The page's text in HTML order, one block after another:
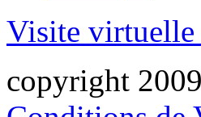
Visite virtuelle
copyright